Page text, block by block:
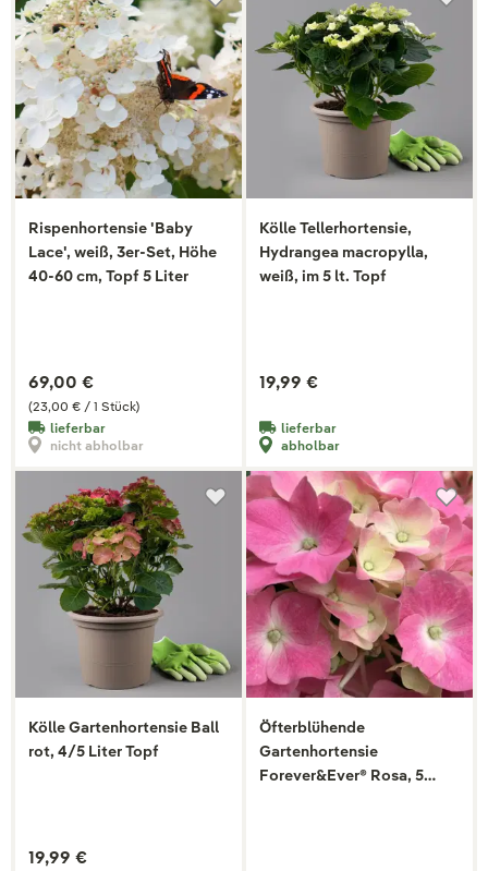
Rispenhortensie 'Baby
Lace', weiß, 3er-Set, Höhe
40-60 cm, Topf 5 Liter
(23,00 € / 1 Stück)
69,00 €
lieferbar
nicht abholbar
Kölle Tellerhortensie,
Hydrangea macropylla,
weiß, im 5 lt. Topf
19,99 €
lieferbar
abholbar
Kölle Gartenhortensie Ball
rot, 4/5 Liter Topf
19,99 €
Öfterblühende
Gartenhortensie
Forever&Ever® Rosa, 5